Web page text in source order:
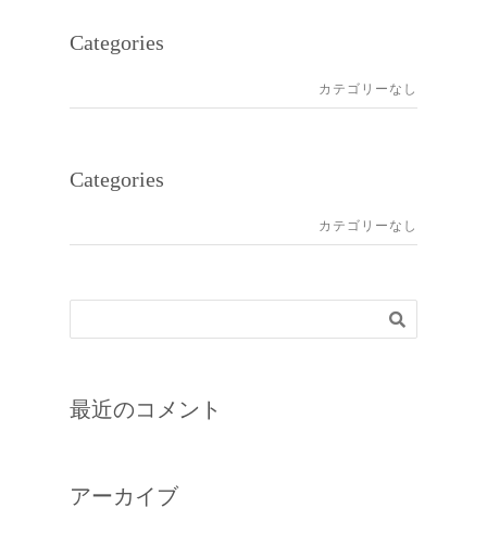
Categories
カテゴリーなし
Categories
カテゴリーなし
最近のコメント
アーカイブ